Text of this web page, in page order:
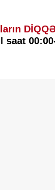
saat